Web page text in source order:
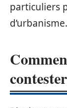
particuliers
d’urbanisme.